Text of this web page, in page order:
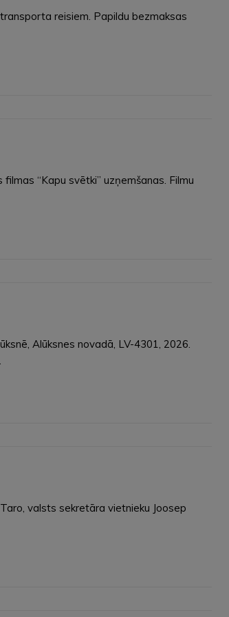
reisiem. Papildu bezmaksas
“Kapu svētki” uzņemšanas. Filmu
Alūksnes novadā, LV-4301, 2026.
valsts sekretāra vietnieku Joosep